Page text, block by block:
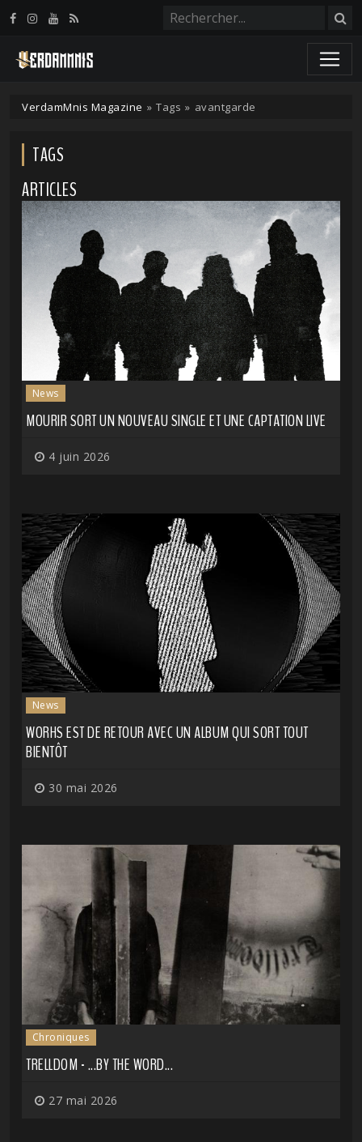
VerdamMnis Magazine » Tags » avantgarde
TAGS
ARTICLES
News
MOURIR SORT UN NOUVEAU SINGLE ET UNE CAPTATION LIVE
4 juin 2026
News
WORHS EST DE RETOUR AVEC UN ALBUM QUI SORT TOUT
BIENTÔT
30 mai 2026
Chroniques
TRELLDOM - ...BY THE WORD...
27 mai 2026
Panneau de gestion des cookies